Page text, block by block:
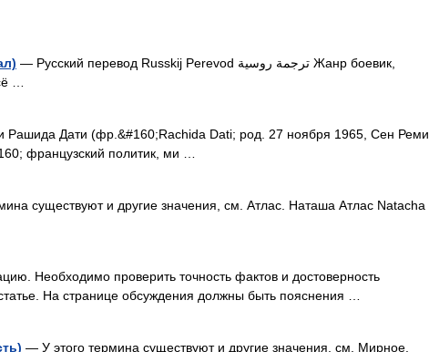
— Русский перевод Russkij Perevod ترجمة روسية Жанр боевик,
…
Дати (фр.&#160;Rachida Dati; род. 27 ноября 1965, Сен Реми
французский политик, ми …
существуют и другие значения, см. Атлас. Наташа Атлас Natacha
Необходимо проверить точность фактов и достоверность
На странице обсуждения должны быть пояснения …
— У этого термина существуют и другие значения, см. Мирное.